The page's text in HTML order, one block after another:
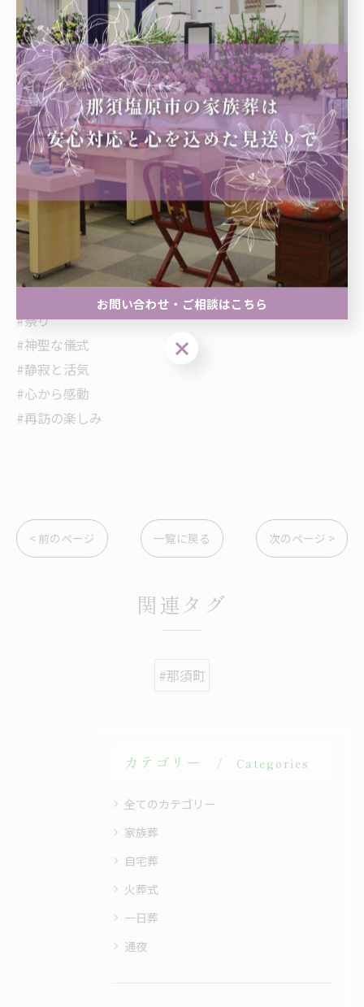
#清浄
#炎
#祈り
#再訪希望
#自然美
#地域活性化
#情熱
#ボランティア
#心を清める
#自然豊かな場所
#素晴らしい体験
#祭り
#神聖な儀式
#静寂と活気
#心から感動
#再訪の楽しみ
< 前のページ 一覧に戻る 次のページ >
関連タグ
#那須町
カテゴリー Categories
全てのカテゴリー
家族葬
自宅葬
火葬式
一日葬
通夜
お問い合わせ・ご相談はこちら
お問い合わせ・ご相談はこちら